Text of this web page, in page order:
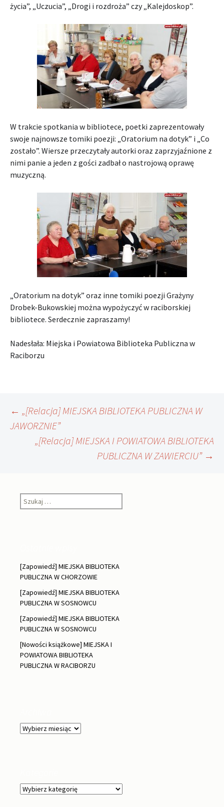
życia”, „Uczucia”, „Drogi i rozdroża” czy „Kalejdoskop”.
W trakcie spotkania w bibliotece, poetki zaprezentowały
swoje najnowsze tomiki poezji: „Oratorium na dotyk” i „Co
zostało”. Wiersze przeczytały autorki oraz zaprzyjaźnione z
nimi panie a jeden z gości zadbał o nastrojową oprawę
muzyczną.
„Oratorium na dotyk” oraz inne tomiki poezji Grażyny
Drobek-Bukowskiej można wypożyczyć w raciborskiej
bibliotece. Serdecznie zapraszamy!
Nadesłała: Miejska i Powiatowa Biblioteka Publiczna w
Raciborzu
Nawigacja
wpisu
← „[Relacja] MIEJSKA BIBLIOTEKA PUBLICZNA W
JAWORZNIE”
„[Relacja] MIEJSKA I POWIATOWA BIBLIOTEKA
PUBLICZNA W ZAWIERCIU” →
Szukaj:
[Zapowiedź] MIEJSKA BIBLIOTEKA
PUBLICZNA W CHORZOWIE
[Zapowiedź] MIEJSKA BIBLIOTEKA
PUBLICZNA W SOSNOWCU
[Zapowiedź] MIEJSKA BIBLIOTEKA
PUBLICZNA W SOSNOWCU
[Nowości książkowe] MIEJSKA I
POWIATOWA BIBLIOTEKA
PUBLICZNA W RACIBORZU
Archiwa
Kategorie